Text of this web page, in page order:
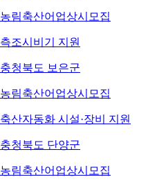
농림축산어업상시모집
측조시비기 지원
충청북도 보은군
농림축산어업상시모집
축산자동화 시설·장비 지원
충청북도 단양군
농림축산어업상시모집